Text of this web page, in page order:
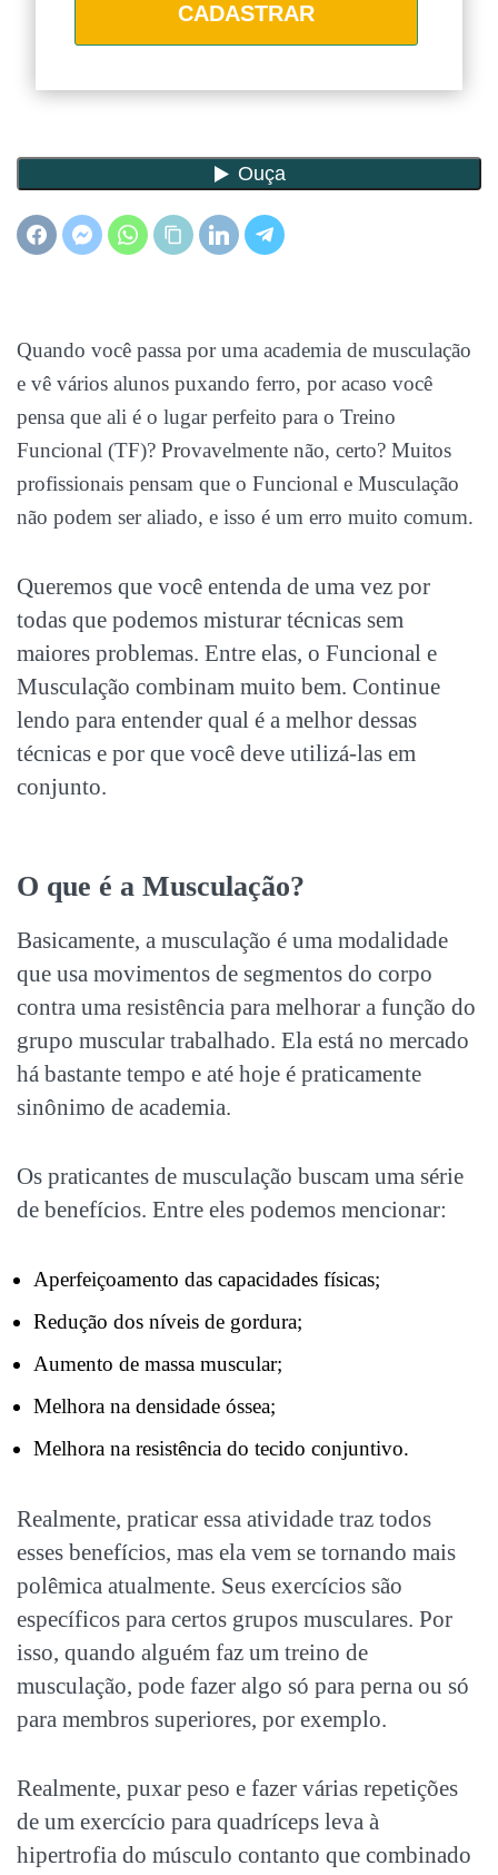
CADASTRAR
Quando você passa por uma academia de musculação
e vê vários alunos puxando ferro, por acaso você
pensa que ali é o lugar perfeito para o Treino
Funcional (TF)? Provavelmente não, certo? Muitos
profissionais pensam que o Funcional e Musculação
não podem ser aliado, e isso é um erro muito comum.
Queremos que você entenda de uma vez por
todas que podemos misturar técnicas sem
maiores problemas. Entre elas, o Funcional e
Musculação combinam muito bem. Continue
lendo para entender qual é a melhor dessas
técnicas e por que você deve utilizá-las em
conjunto.
O que é a Musculação?
Basicamente, a musculação é uma modalidade
que usa movimentos de segmentos do corpo
contra uma resistência para melhorar a função do
grupo muscular trabalhado. Ela está no mercado
há bastante tempo e até hoje é praticamente
sinônimo de academia.
Os praticantes de musculação buscam uma série
de benefícios. Entre eles podemos mencionar:
Aperfeiçoamento das capacidades físicas;
Redução dos níveis de gordura;
Aumento de massa muscular;
Melhora na densidade óssea;
Melhora na resistência do tecido conjuntivo.
Realmente, praticar essa atividade traz todos
esses benefícios, mas ela vem se tornando mais
polêmica atualmente. Seus exercícios são
específicos para certos grupos musculares. Por
isso, quando alguém faz um treino de
musculação, pode fazer algo só para perna ou só
para membros superiores, por exemplo.
Realmente, puxar peso e fazer várias repetições
de um exercício para quadríceps leva à
hipertrofia do músculo contanto que combinado